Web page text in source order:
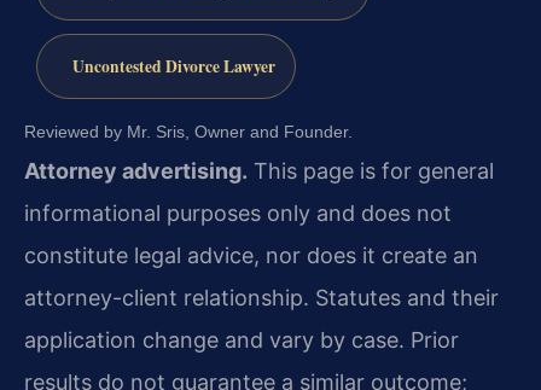
Uncontested Divorce Lawyer
Reviewed by Mr. Sris, Owner and Founder.
Attorney advertising. This page is for general
informational purposes only and does not
constitute legal advice, nor does it create an
attorney-client relationship. Statutes and their
application change and vary by case. Prior
results do not guarantee a similar outcome;